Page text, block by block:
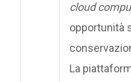
cloud
opportunità
La